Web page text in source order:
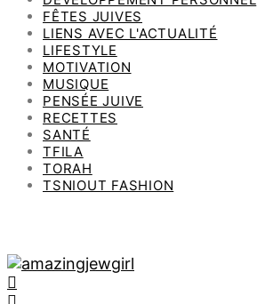
FÊTES JUIVES
LIENS AVEC L'ACTUALITÉ
LIFESTYLE
MOTIVATION
MUSIQUE
PENSÉE JUIVE
RECETTES
SANTÉ
TFILA
TORAH
TSNIOUT FASHION